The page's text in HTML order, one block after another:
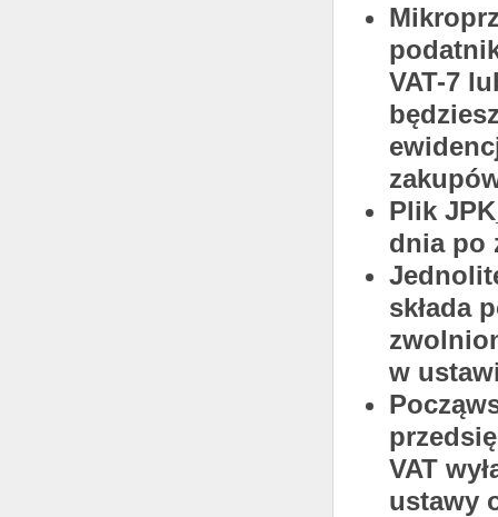
VAT-7
Plik
dnia po
składa
w
VAT
ustawy